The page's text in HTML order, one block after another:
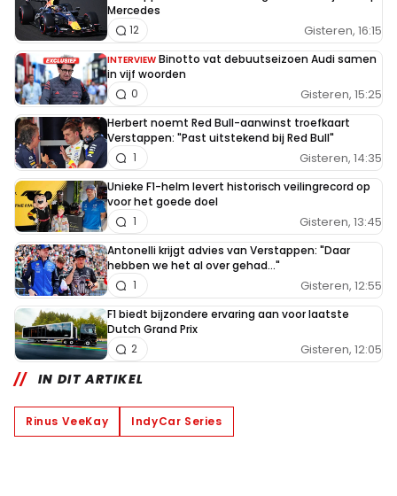
Mercedes
Gisteren, 16:15
12
INTERVIEW Binotto vat debuutseizoen Audi samen
in vijf woorden
Gisteren, 15:25
0
Herbert noemt Red Bull-aanwinst troefkaart
Verstappen: "Past uitstekend bij Red Bull"
Gisteren, 14:35
1
Unieke F1-helm levert historisch veilingrecord op
voor het goede doel
Gisteren, 13:45
1
Antonelli krijgt advies van Verstappen: "Daar
hebben we het al over gehad..."
Gisteren, 12:55
1
F1 biedt bijzondere ervaring aan voor laatste
Dutch Grand Prix
Gisteren, 12:05
2
IN DIT ARTIKEL
Rinus VeeKay IndyCar Series